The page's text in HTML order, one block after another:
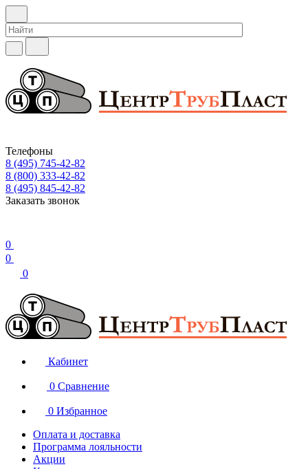
Телефоны
8 (495) 745-42-82
8 (800) 333-42-82
8 (495) 845-42-82
Заказать звонок
0
0
0
Кабинет
0 Сравнение
0 Избранное
Оплата и доставка
Программа лояльности
Акции